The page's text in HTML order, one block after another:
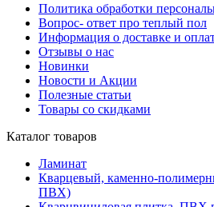
Политика обработки
Вопрос- ответ про теплый пол
Информация о доставке и
Отзывы о нас
Новинки
Новости и Акции
Полезные статьи
Товары со скидками
Каталог товаров
Ламинат
Кварцевый, каменно-
ПВХ)